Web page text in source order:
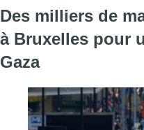
Des milliers de
à Bruxelles pour
Gaza